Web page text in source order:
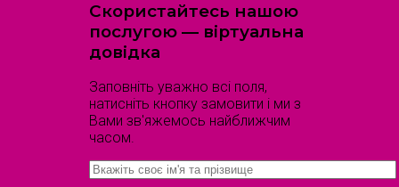
Скористайтесь нашою
послугою — віртуальна
довідка
Заповніть уважно всі поля,
натисніть кнопку замовити і ми з
Вами зв'яжемось найближчим
часом.